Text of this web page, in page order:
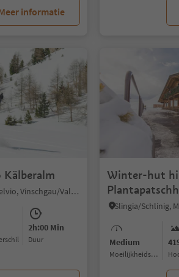
informatie
Sulden/Solda, Stilfs/Stelvio, Vinschgau/Val Venosta
2h:00 Min
Duur
Winter-hut
Medium
Moeilijkheidsgraad